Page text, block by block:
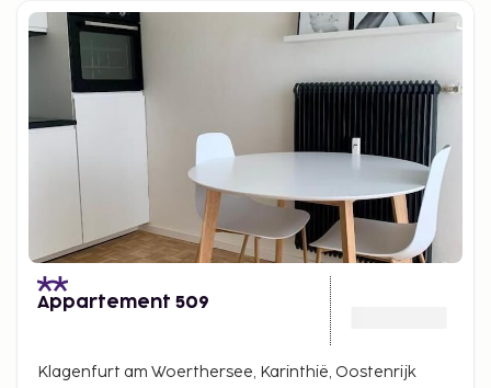
Appartement 509
Klagenfurt am Woerthersee, Karinthië, Oostenrijk